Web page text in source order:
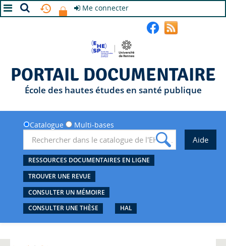
Me connecter
PORTAIL DOCUMENTAIRE
École des hautes études en santé publique
Catalogue Multi-bases
RESSOURCES DOCUMENTAIRES EN LIGNE
TROUVER UNE REVUE
CONSULTER UN MÉMOIRE
CONSULTER UNE THÈSE
HAL